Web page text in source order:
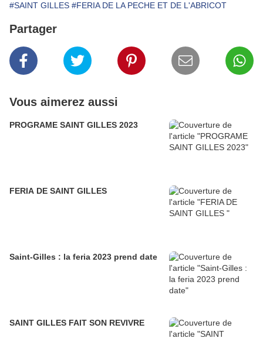
#SAINT GILLES #FERIA DE LA PECHE ET DE L'ABRICOT
Partager
Vous aimerez aussi
PROGRAME SAINT GILLES 2023
FERIA DE SAINT GILLES
Saint-Gilles : la feria 2023 prend date
SAINT GILLES FAIT SON REVIVRE